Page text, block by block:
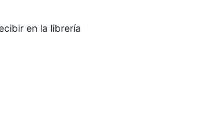
en la librería